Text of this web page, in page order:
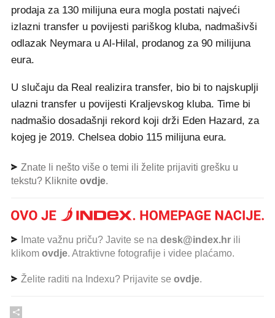
prodaja za 130 milijuna eura mogla postati najveći
izlazni transfer u povijesti pariškog kluba, nadmašivši
odlazak Neymara u Al-Hilal, prodanog za 90 milijuna
eura.
U slučaju da Real realizira transfer, bio bi to najskuplji
ulazni transfer u povijesti Kraljevskog kluba. Time bi
nadmašio dosadašnji rekord koji drži Eden Hazard, za
kojeg je 2019. Chelsea dobio 115 milijuna eura.
Znate li nešto više o temi ili želite prijaviti grešku u
tekstu? Kliknite ovdje.
Imate važnu priču? Javite se na desk@index.hr ili
klikom ovdje. Atraktivne fotografije i videe plaćamo.
Želite raditi na Indexu? Prijavite se ovdje.